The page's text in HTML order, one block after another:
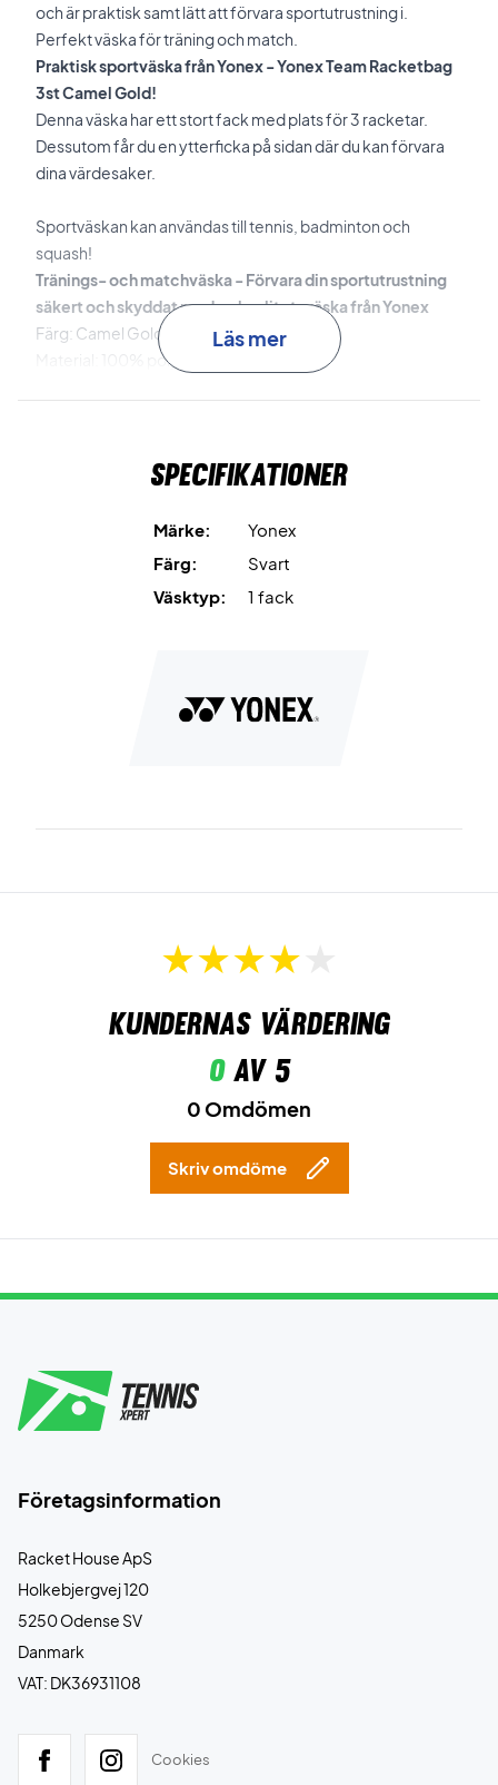
och är praktisk samt lätt att förvara sportutrustning i.
Perfekt väska för träning och match.
Praktisk sportväska från Yonex - Yonex Team Racketbag
3st Camel Gold!
Denna väska har ett stort fack med plats för 3 racketar.
Dessutom får du en ytterficka på sidan där du kan förvara
dina värdesaker.
Sportväskan kan användas till tennis, badminton och
squash!
Tränings- och matchväska - Förvara din sportutrustning
säkert och skyddat med en kvalitetsväska från Yonex
Färg: Camel Gold / Black
Material: 100% polyester
Läs mer
Specifikationer
Märke:
Yonex
Färg:
Svart
Väsktyp:
1 fack
Kundernas värdering
0av 5
0 Omdömen
Skriv omdöme
Företagsinformation
Racket House ApS
Holkebjergvej 120
5250 Odense SV
Danmark
VAT: DK36931108
Cookies